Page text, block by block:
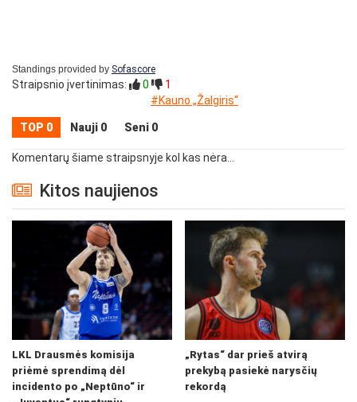
Standings provided by Sofascore
Straipsnio įvertinimas: 0
1
#Kauno „Žalgiris“
TOP 0 Nauji 0 Seni 0
Komentarų šiame straipsnyje kol kas nėra...
Kitos naujienos
LKL Drausmės komisija
priėmė sprendimą dėl
incidento po „Neptūno“ ir
„Rytas“ dar prieš atvirą
prekybą pasiekė narysčių
rekordą